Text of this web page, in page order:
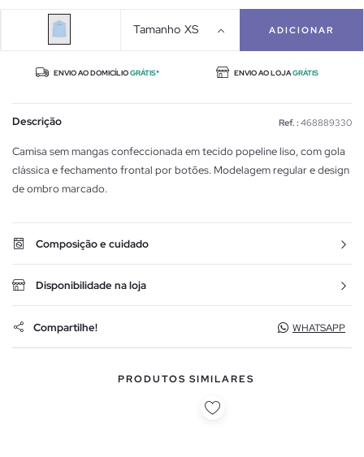
Tamanho XS ADICIONAR
ENVIO AO DOMICÍLIOGRÁTIS* ENVIO AO LOJAGRÁTIS
Descrição Ref. : 468889330
Camisa sem mangas confeccionada em tecido popeline liso, com gola
clássica e fechamento frontal por botões. Modelagem regular e design
de ombro marcado.
Composição e cuidado
Disponibilidade na loja
Compartilhe! WHATSAPP
PRODUTOS SIMILARES